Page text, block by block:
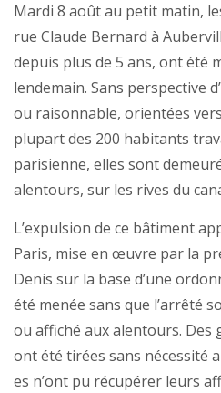
Mardi 8 août au petit matin,
rue Claude Bernard à
depuis plus de 5 ans, ont été
lendemain. Sans perspective
ou raisonnable, orientées
plupart des 200 habitants
parisienne, elles sont
alentours, sur les rives du
L’expulsion de ce bâtiment
Paris, mise en œuvre par la
Denis sur la base d’une
été menée sans que l’arrêté
ou affiché aux alentours. Des
ont été tirées sans nécessité
es n’ont pu récupérer leurs